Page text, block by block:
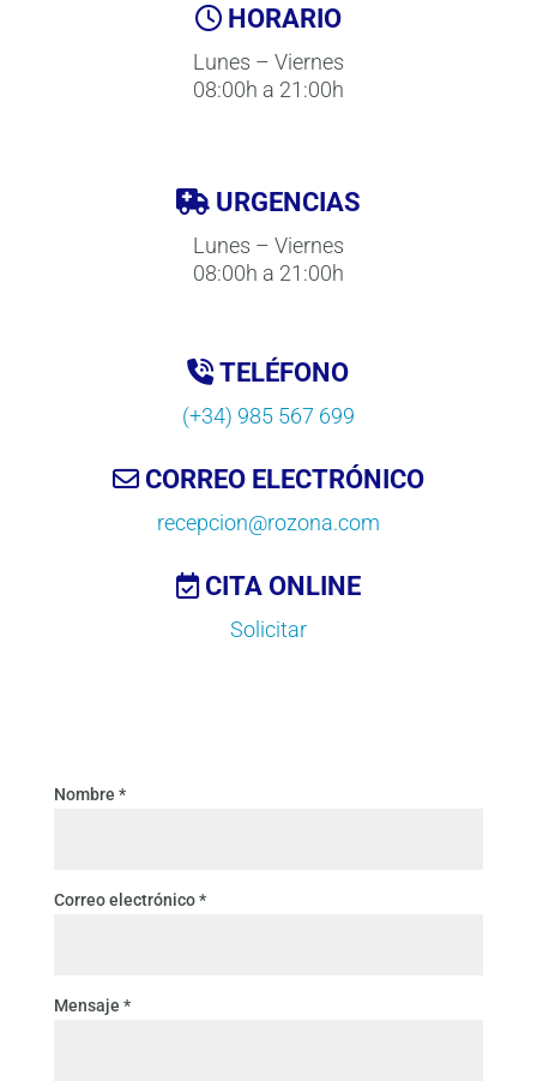
HORARIO
Lunes – Viernes
08:00h a 21:00h
URGENCIAS
Lunes – Viernes
08:00h a 21:00h
TELÉFONO
(+34) 985 567 699
CORREO ELECTRÓNICO
recepcion@rozona.com
CITA ONLINE
Solicitar
Nombre *
Correo electrónico *
Mensaje *